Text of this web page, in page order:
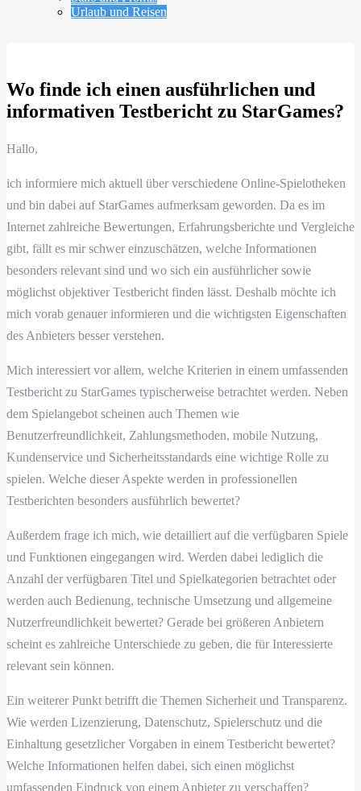
Urlaub und Reisen
Wo finde ich einen ausführlichen und
informativen Testbericht zu StarGames?
Hallo,
ich informiere mich aktuell über verschiedene Online-Spielotheken
und bin dabei auf StarGames aufmerksam geworden. Da es im
Internet zahlreiche Bewertungen, Erfahrungsberichte und Vergleiche
gibt, fällt es mir schwer einzuschätzen, welche Informationen
besonders relevant sind und wo sich ein ausführlicher sowie
möglichst objektiver Testbericht finden lässt. Deshalb möchte ich
mich vorab genauer informieren und die wichtigsten Eigenschaften
des Anbieters besser verstehen.
Mich interessiert vor allem, welche Kriterien in einem umfassenden
Testbericht zu StarGames typischerweise betrachtet werden. Neben
dem Spielangebot scheinen auch Themen wie
Benutzerfreundlichkeit, Zahlungsmethoden, mobile Nutzung,
Kundenservice und Sicherheitsstandards eine wichtige Rolle zu
spielen. Welche dieser Aspekte werden in professionellen
Testberichten besonders ausführlich bewertet?
Außerdem frage ich mich, wie detailliert auf die verfügbaren Spiele
und Funktionen eingegangen wird. Werden dabei lediglich die
Anzahl der verfügbaren Titel und Spielkategorien betrachtet oder
werden auch Bedienung, technische Umsetzung und allgemeine
Nutzerfreundlichkeit bewertet? Gerade bei größeren Anbietern
scheint es zahlreiche Unterschiede zu geben, die für Interessierte
relevant sein können.
Ein weiterer Punkt betrifft die Themen Sicherheit und Transparenz.
Wie werden Lizenzierung, Datenschutz, Spielerschutz und die
Einhaltung gesetzlicher Vorgaben in einem Testbericht bewertet?
Welche Informationen helfen dabei, sich einen möglichst
umfassenden Eindruck von einem Anbieter zu verschaffen?